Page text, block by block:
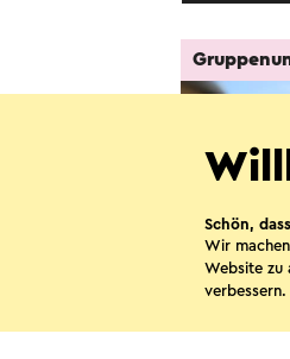
Schön,
Wir
Website zu
verbessern.